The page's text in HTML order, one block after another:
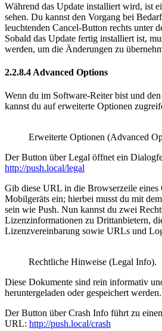
Während das Update installiert wird, ist
sehen. Du kannst den Vorgang bei
leuchtenden Cancel-Button rechts unter
Sobald das Update fertig installiert ist,
werden, um die Änderungen zu
2.2.8.4 Advanced Options
Wenn du im Software-Reiter bist und
kannst du auf erweiterte Optionen
Erweiterte Optionen (Advanced
Der Button über Legal öffnet ein
http://push.local/legal
Gib diese URL in die Browserzeile eines
Mobilgeräts ein; hierbei musst du mit
sein wie Push. Nun kannst du zwei
Lizenzinformationen zu Drittanbietern,
Lizenzvereinbarung sowie URLs und
Rechtliche Hinweise (Legal Info).
Diese Dokumente sind rein informativ
heruntergeladen oder gespeichert werden.
Der Button über Crash Info führt zu
URL: http://push.local/crash